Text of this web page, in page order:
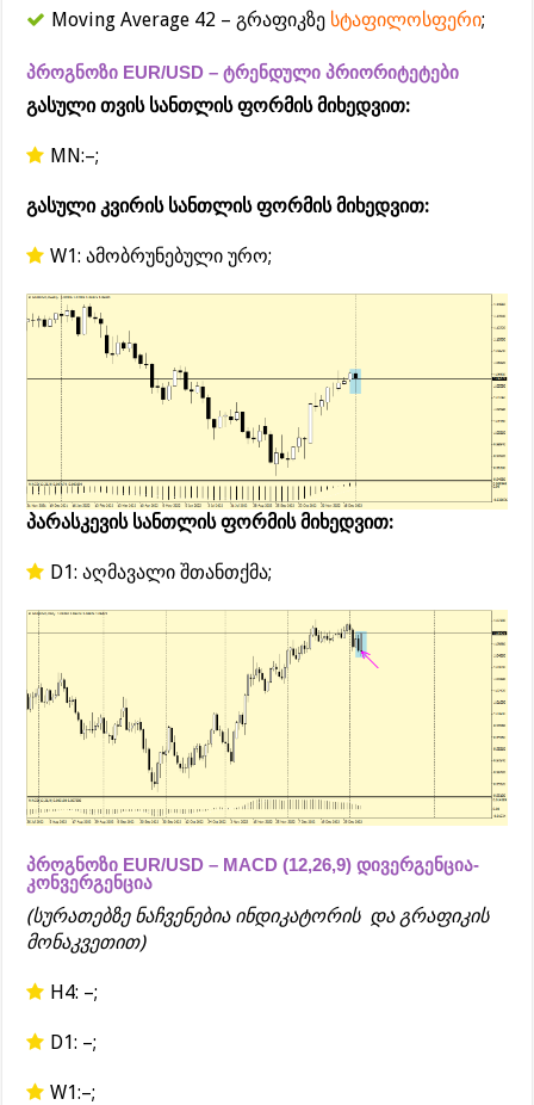
Moving Average 42 – გრაფიკზე სტაფილოსფერი;
პროგნოზი EUR/USD – ტრენდული პრიორიტეტები
გასული თვის სანთლის ფორმის მიხედვით:
MN:–;
გასული კვირის სანთლის ფორმის მიხედვით:
W1: ამობრუნებული ურო;
პარასკევის სანთლის ფორმის მიხედვით:
D1: აღმავალი შთანთქმა;
პროგნოზი EUR/USD – MACD (12,26,9) დივერგენცია-
კონვერგენცია
(სურათებზე ნაჩვენებია ინდიკატორის და გრაფიკის
მონაკვეთით)
H4: –;
D1: –;
W1:–;